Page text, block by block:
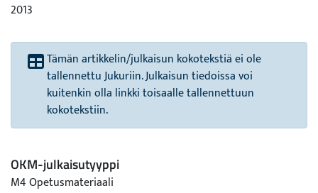
2013
Tämän artikkelin/julkaisun kokotekstiä ei ole
tallennettu Jukuriin. Julkaisun tiedoissa voi
kuitenkin olla linkki toisaalle tallennettuun
kokotekstiin.
OKM-julkaisutyyppi
M4 Opetusmateriaali